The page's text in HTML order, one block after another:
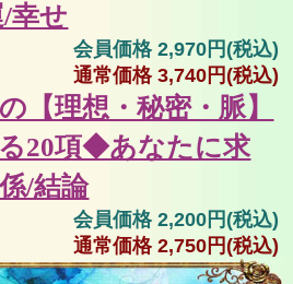
幸せ
会員価格 2,970円(税込)
通常価格 3,740円(税込)
【理想・秘密・脈】
20項◆あなたに求
/結論
会員価格 2,200円(税込)
通常価格 2,750円(税込)